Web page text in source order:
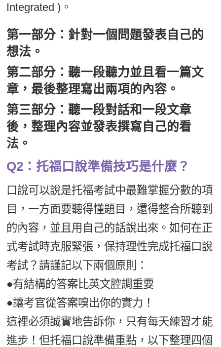
Integrated )。
第一部分：針對一個問題發表自己的
想法。
第二部分：聽一段聽力並且看一篇文
章，最後整理寫出兩項的內容。
第三部分：聽一段對話和一段文章
後，整理內容並發表撰寫自己的看
法。
Q2：托福口說準備技巧是什麼？
口說可以說是托福考試中最難掌握分數的項
目，一方面要聽得懂題目，還得整合所聽到
的內容，並且用自己的話說出來。如何在正
式考試時克服緊張，保持理性完成托福口說
考試？請謹記以下兩個原則：
●有結構的答案比英文腔調重要
●讓考官從答案嗅出你的實力！
這裡必須誠實地告訴你，只有每天練習才能
進步！但托福口說準備重點，以下整理四個